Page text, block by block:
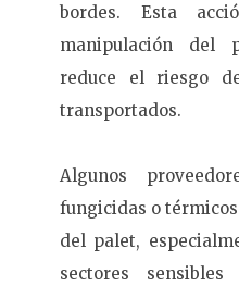
bordes. Esta
manipulación del
reduce el riesgo
transportados.
Algunos
fungicidas o
del palet,
sectores